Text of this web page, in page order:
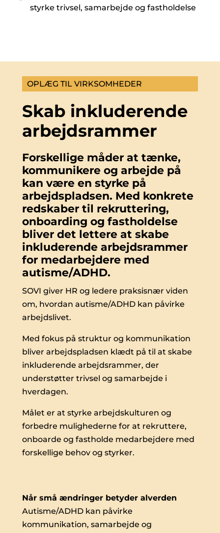
styrke trivsel, samarbejde og fastholdelse
OPLÆG TIL VIRKSOMHEDER
Skab inkluderende
arbejdsrammer
Forskellige måder at tænke,
kommunikere og arbejde på
kan være en styrke på
arbejdspladsen. Med konkrete
redskaber til rekruttering,
onboarding og fastholdelse
bliver det lettere at skabe
inkluderende arbejdsrammer
for medarbejdere med
autisme/ADHD.
SOVI giver HR og ledere praksisnær viden
om, hvordan autisme/ADHD kan påvirke
arbejdslivet.
Med fokus på struktur og kommunikation
bliver arbejdspladsen klædt på til at skabe
inkluderende arbejdsrammer, der
understøtter trivsel og samarbejde i
hverdagen.
Målet er at styrke arbejdskulturen og
forbedre mulighederne for at rekruttere,
onboarde og fastholde medarbejdere med
forskellige behov og styrker.
Når små ændringer betyder alverden
Autisme/ADHD kan påvirke
kommunikation, samarbejde og